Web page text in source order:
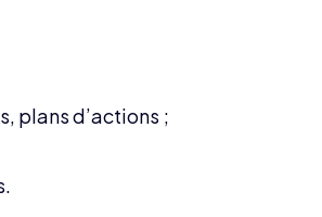
plans d’actions ;